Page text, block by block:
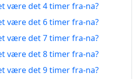
10
timer
fra-na
05.08.2026
11
timer
05.08.2026
være det 4 timer fra-na?
være det 6 timer fra-na?
være det 7 timer fra-na?
være det 8 timer fra-na?
være det 9 timer fra-na?